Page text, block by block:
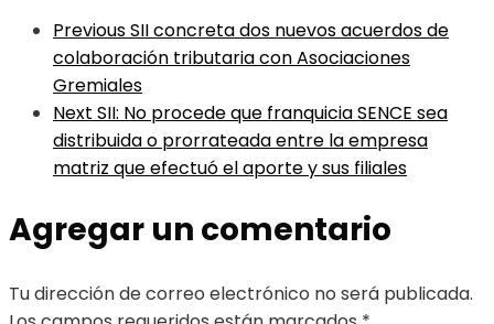
PreviousSII concreta dos nuevos acuerdos de
colaboración tributaria con Asociaciones
Gremiales
Next SII: No procede que franquicia SENCE sea
distribuida o prorrateada entre la empresa
matriz que efectuó el aporte y sus filiales
Agregar un comentario
Tu dirección de correo electrónico no será publicada.